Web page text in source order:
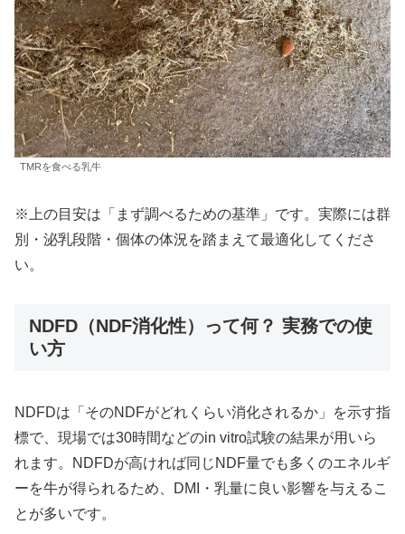
TMRを食べる乳牛
※上の目安は「まず調べるための基準」です。実際には群
別・泌乳段階・個体の体況を踏まえて最適化してくださ
い。
NDFD（NDF消化性）って何？ 実務での使
い方
NDFDは「そのNDFがどれくらい消化されるか」を示す指
標で、現場では30時間などのin vitro試験の結果が用いら
れます。NDFDが高ければ同じNDF量でも多くのエネルギ
ーを牛が得られるため、DMI・乳量に良い影響を与えるこ
とが多いです。